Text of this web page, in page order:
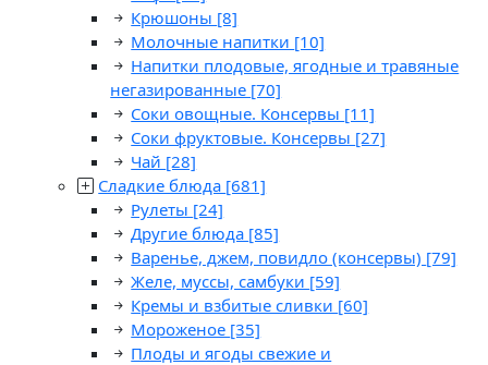
Крюшоны [8]
Молочные напитки [10]
Напитки плодовые, ягодные и травяные
негазированные [70]
Соки овощные. Консервы [11]
Соки фруктовые. Консервы [27]
Чай [28]
Сладкие блюда [681]
Рулеты [24]
Другие блюда [85]
Варенье, джем, повидло (консервы) [79]
Желе, муссы, самбуки [59]
Кремы и взбитые сливки [60]
Мороженое [35]
Плоды и ягоды свежие и